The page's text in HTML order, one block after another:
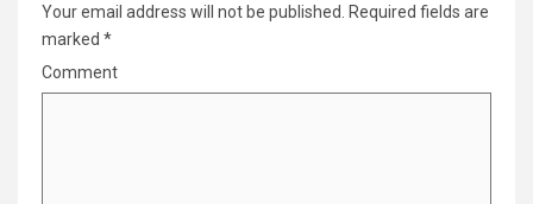
Your email address will not be published.
Required fields are
marked *
Comment